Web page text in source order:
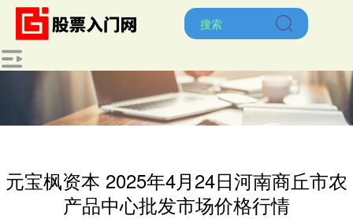
元宝枫资本 2025年4月24日河南商丘市农
产品中心批发市场价格行情